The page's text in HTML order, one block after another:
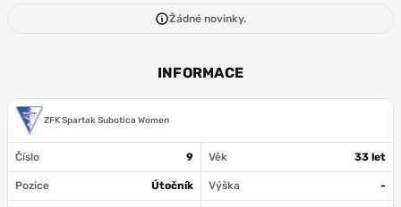
Žádné novinky.
INFORMACE
ZFK Spartak Subotica Women
Číslo 9 Věk 33 let
Pozice Útočník Výška -